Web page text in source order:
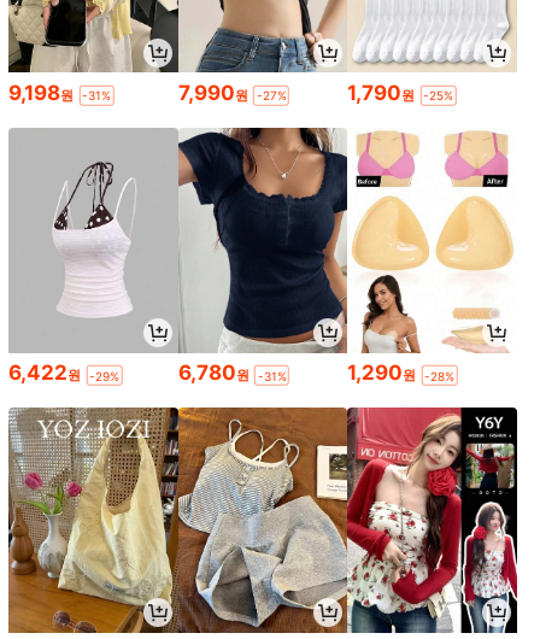
9,198원 -31% 7,990원 -27% 1,790원 -25%
6,422원 -29% 6,780원 -31% 1,290원 -28%